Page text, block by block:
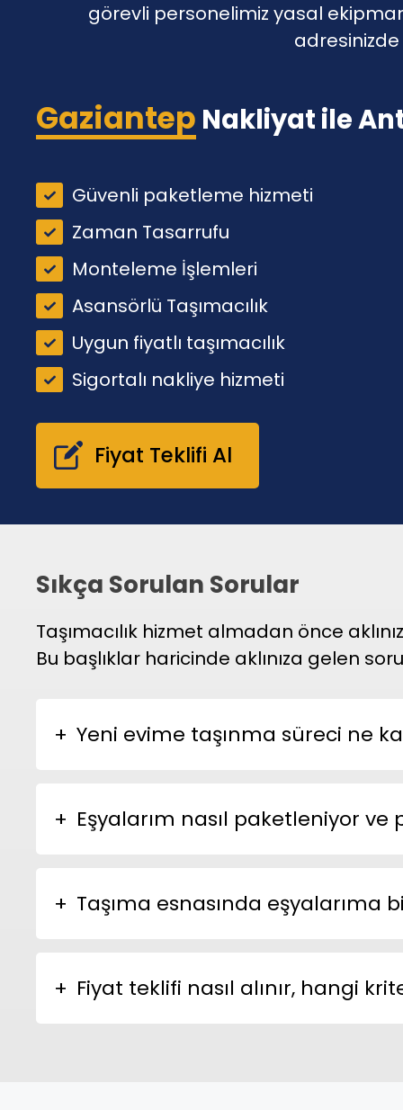
görevli personelimiz yasal
Gaziantep Nakliyat ile
Güvenli paketleme hizmeti
Zaman Tasarrufu
Monteleme İşlemleri
Asansörlü Taşımacılık
Uygun fiyatlı taşımacılık
Sigortalı nakliye hizmeti
Fiyat Teklifi Al
Sıkça Sorulan Sorular
Taşımacılık hizmet almadan önce
Bu başlıklar haricinde aklınıza gelen
Yeni evime taşınma süreci ne
Eşyalarım nasıl paketleniyor
Taşıma esnasında eşyalarıma
Fiyat teklifi nasıl alınır, hangi